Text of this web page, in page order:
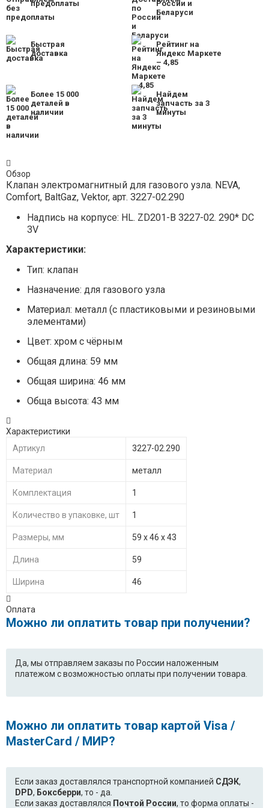
предоплаты
России и
Беларуси
Быстрая
доставка
Рейтинг на
Яндекс Маркете
– 4,85
Более 15 000
деталей в
наличии
Найдем
запчасть за 3
минуты
Обзор
Клапан электромагнитный для газового узла. NEVA,
Comfort, BaltGaz, Vektor, арт. 3227-02.290
Надпись на корпусе: HL. ZD201-B 3227-02. 290* DC
3V
Характеристики:
Тип: клапан
Назначение: для газового узла
Материал: металл (с пластиковыми и резиновыми
элементами)
Цвет: хром с чёрным
Общая длина: 59 мм
Общая ширина: 46 мм
Обща высота: 43 мм
Характеристики
Артикул
3227-02.290
Материал металл
Комплектация 1
Количество в упаковке, шт 1
Размеры, мм 59 х 46 х 43
Длина 59
Ширина 46
Оплата
Можно ли оплатить товар при получении?
Да, мы отправляем заказы по России наложенным
платежом с возможностью оплаты при получении товара.
Можно ли оплатить товар картой Visa /
MasterCard / МИР?
Если заказ доставлялся транспортной компанией СДЭК,
DPD, Боксберри, то - да.
Если заказ доставлялся Почтой России, то форма оплаты -